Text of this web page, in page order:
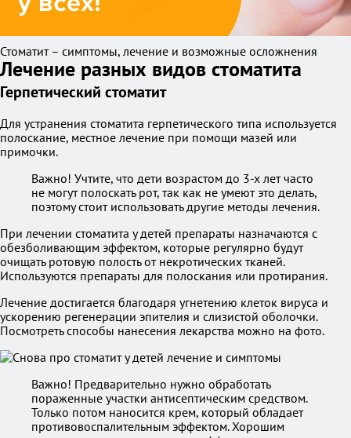
Стоматит – симптомы, лечение и возможные осложнения
Лечение разных видов стоматита
Герпетический стоматит
Для устранения стоматита герпетического типа используется
полоскание, местное лечение при помощи мазей или
примочки.
Важно! Учтите, что дети возрастом до 3-х лет часто
не могут полоскать рот, так как не умеют это делать,
поэтому стоит использовать другие методы лечения.
При лечении стоматита у детей препараты назначаются с
обезболивающим эффектом, которые регулярно будут
очищать ротовую полость от некротических тканей.
Используются препараты для полоскания или протирания.
Лечение достигается благодаря угнетению клеток вируса и
ускорению регенерации эпителия и слизистой оболочки.
Посмотреть способы нанесения лекарства можно на фото.
Важно! Предварительно нужно обработать
пораженные участки антисептическим средством.
Только потом наносится крем, который обладает
противовоспалительным эффектом. Хорошим